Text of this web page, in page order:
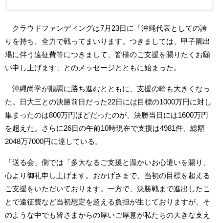
クラウドファンディングは7月23日に「沖縄代表としての誇
りを持ち、全力で戦ってまいります。つきましては、甲子園出
場に伴う遠征費等につきまして、皆様のご支援を賜りたくお願
い申し上げます」とのメッセージとともに始まった。
沖縄尚学が順調に勝ち進むとともに、支援の輪も大きくなっ
た。日大三との決勝前日だった22日には目標の1000万円に対し
集まったのは800万円ほどだったのが、決勝当日には1600万円
を超えた。さらに26日の午前10時現在で支援は4981件、総額
2048万7000円に達している。
「送る会」側では「多大なるご支援と温かいお心遣いを賜り、
心より御礼申し上げます。おかげさまで、当初の目標を超える
ご支援をいただいております。一方で、決勝戦まで進出したこ
とで遠征費など当初想定を超える負担が生じておりますが、そ
のような中でも皆さまからの厚いご厚意が私たちの大きな支え